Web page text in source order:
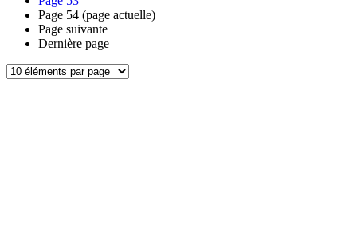
Page 54 (page actuelle)
Page suivante
Dernière page